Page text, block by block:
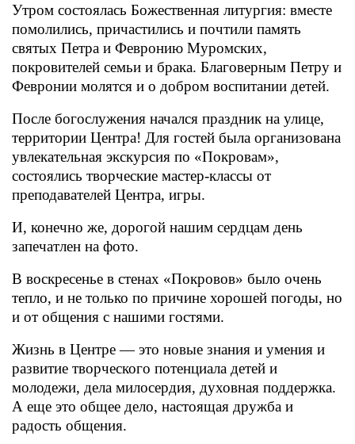
Утром состоялась Божественная литургия: вместе
помолились, причастились и почтили память
святых Петра и Февронию Муромских,
покровителей семьи и брака. Благоверным Петру и
Февронии молятся и о добром воспитании детей.
После богослужения начался праздник на улице,
территории Центра! Для гостей была организована
увлекательная экскурсия по «Покровам»,
состоялись творческие мастер-классы от
преподавателей Центра, игры.
И, конечно же, дорогой нашим сердцам день
запечатлен на фото.
В воскресенье в стенах «Покровов» было очень
тепло, и не только по причине хорошей погоды, но
и от общения с нашими гостями.
Жизнь в Центре — это новые знания и умения и
развитие творческого потенциала детей и
молодежи, дела милосердия, духовная поддержка.
А еще это общее дело, настоящая дружба и
радость общения.